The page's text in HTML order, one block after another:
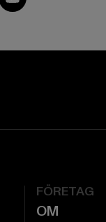
FÖRETAG
OM